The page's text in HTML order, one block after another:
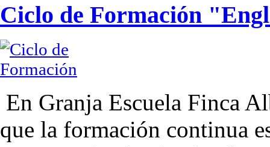
Ciclo de Formación
En Granja Escuela Finca
que la formación continua